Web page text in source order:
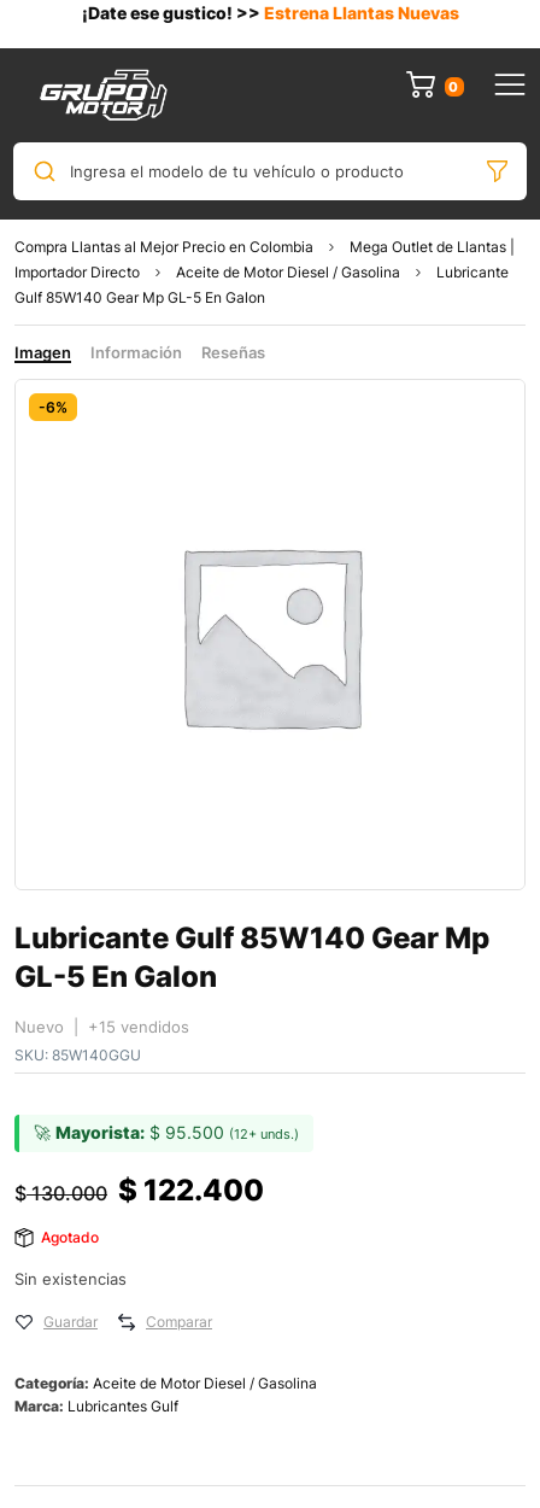
¡Date ese gustico! >> Estrena Llantas Nuevas
0
Ingresa el modelo de tu vehículo o producto
Compra Llantas al Mejor Precio en Colombia
Mega Outlet de Llantas |
Importador Directo
Aceite de Motor Diesel / Gasolina
Lubricante
Gulf 85W140 Gear Mp GL-5 En Galon
Imagen Información Reseñas
-6%
Lubricante Gulf 85W140 Gear Mp
GL-5 En Galon
Nuevo | +15 vendidos
SKU: 85W140GGU
🚀 Mayorista: $ 95.500 (12+ unds.)
$130.000 $ 122.400
Agotado
Sin existencias
Guardar Comparar
Categoría: Aceite de Motor Diesel / Gasolina
Marca: Lubricantes Gulf